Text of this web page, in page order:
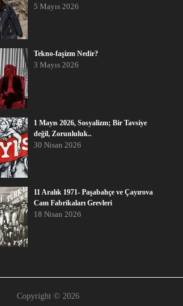
5 Mayıs 2026
Tekno-faşizm Nedir?
3 Mayıs 2026
1 Mayıs 2026, Sosyalizm; Bir Tavsiye
değil, Zorunluluk..
30 Nisan 2026
11 Aralık 1971- Paşabahçe ve Çayırova
Cam Fabrikaları Grevleri
18 Nisan 2026
Copyright © 2026